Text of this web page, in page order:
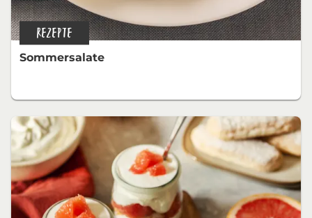
REZEPTE
Sommersalate